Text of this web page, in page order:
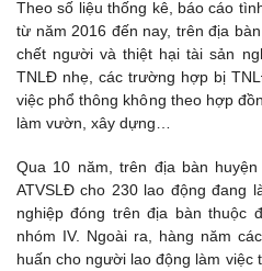
Theo số liệu thống kê, báo cáo
từ năm 2016 đến nay, trên địa
chết người và thiệt hại tài sản
TNLĐ nhẹ, các trường hợp bị
việc phổ thông không theo hợp
làm vườn, xây dựng…
Qua 10 năm, trên địa bàn
ATVSLĐ cho 230 lao động đang
nghiệp đóng trên địa bàn thuộc
nhóm IV. Ngoài ra, hàng năm
huấn cho người lao động làm việc